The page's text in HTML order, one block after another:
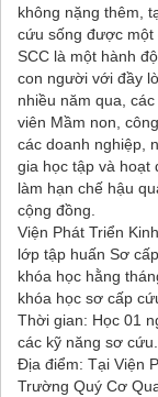
không nặng thêm,
cứu sống được một
SCC là một hành
con người với đầy
nhiều năm qua,
viên Mầm non,
các doanh nghiệp,
gia học tập và hoạt
làm hạn chế hậu
cộng đồng.
Viện Phát Triển
lớp tập huấn Sơ
khóa học hằng
khóa học sơ cấp
Thời gian: Học 01
các kỹ năng sơ cứu.
Địa điểm: Tại Viện
Trường Quý Cơ